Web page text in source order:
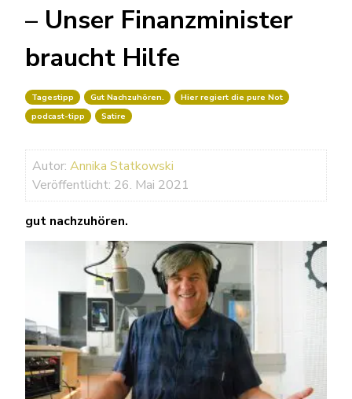
– Unser Finanzminister
braucht Hilfe
Tagestipp Gut Nachzuhören.
Hier regiert die pure Not
podcast-tipp
Satire
Autor: Annika Statkowski
Veröffentlicht: 26. Mai 2021
gut nachzuhören.